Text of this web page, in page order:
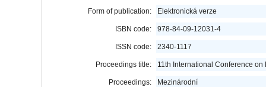
Form of publication: Elektronická verze
ISBN code: 978-84-09-12031-4
ISSN code: 2340-1117
Proceedings title: 11th International Conference
Proceedings: Mezinárodní